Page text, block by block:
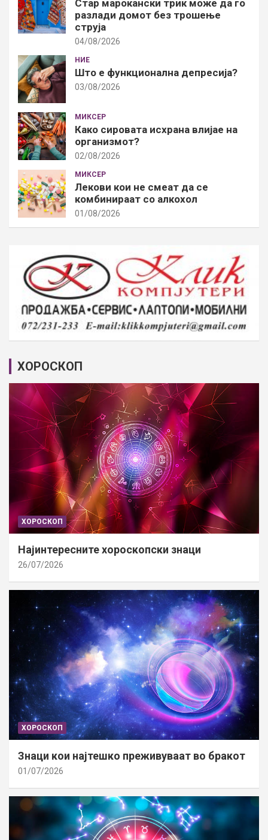
Стар марокански трик може да го
разлади домот без трошење
струја
04/08/2026
НИЕ
Што е функционална депресија?
03/08/2026
МИКСЕР
Како сировата исхрана влијае на
организмот?
02/08/2026
МИКСЕР
Лекови кои не смеат да се
комбинираат со алкохол
01/08/2026
ХОРОСКОП
ХОРОСКОП
Најинтересните хороскопски знаци
26/07/2026
ХОРОСКОП
Знаци кои најтешко преживуваат во бракот
01/07/2026